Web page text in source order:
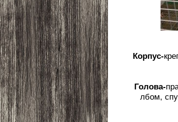
Корпус-
Голова-
лбом,